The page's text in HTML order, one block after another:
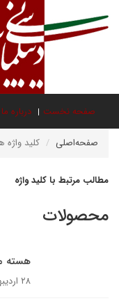
صفحه نخست درباره ما
صفحه‌اصلی کلید واژه
مطالب مرتبط با کلید واژه
محصولات
هسته
۲۸ اردیبهشت ۱۳۹۲